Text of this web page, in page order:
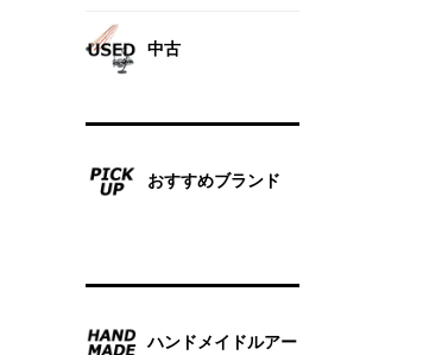
中古
おすすめブランド
ハンドメイドルアー